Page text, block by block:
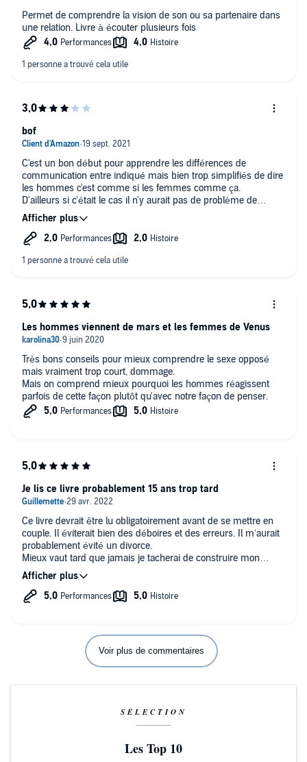
Permet de comprendre la vision de son ou sa partenaire dans
une relation. Livre à écouter plusieurs fois
C'est un bon début pour apprendre les différences de
communication entre indiqué mais bien trop simplifiés de dire
les hommes c'est comme si les femmes comme ça.
D'ailleurs si c'était le cas il n'y aurait pas de problème de
communication dans les couples homosexuels.
l'avantage c'est que c'est court donc on ne perd pas trop son
temps.
bof
Très bons conseils pour mieux comprendre le sexe opposé
mais vraiment trop court, dommage.
Mais on comprend mieux pourquoi les hommes réagissent
parfois de cette façon plutôt qu'avec notre façon de penser.
Les hommes viennent de mars et les femmes de Venus
Ce livre devrait être lu obligatoirement avant de se mettre en
couple. Il éviterait bien des déboires et des erreurs. Il m’aurait
probablement évité un divorce.
Mieux vaut tard que jamais je tacherai de construire mon
prochain couple en me rappelant que les hommes viennent de
Mars et les femmes de Vénus.
Merci.
Je lis ce livre probablement 15 ans trop tard
Voir plus de commentaires
SÉLECTION
Les Top 10